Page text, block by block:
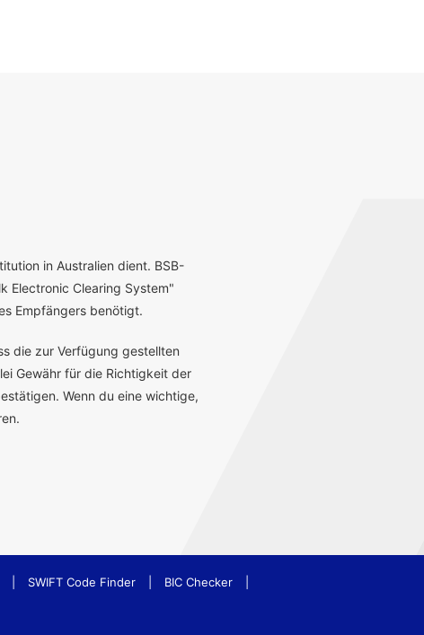
in Australien dient. BSB-
Electronic Clearing System"
Empfängers benötigt.
die zur Verfügung gestellten
Gewähr für die Richtigkeit der
Wenn du eine wichtige,
SWIFT Code Finder BIC Checker